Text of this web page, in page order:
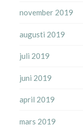
november 2019
augusti 2019
juli 2019
juni 2019
april 2019
mars 2019